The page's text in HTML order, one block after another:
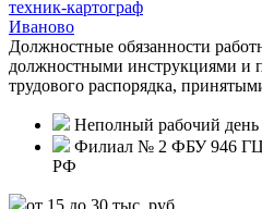
техник-картограф
Иваново
Должностные обязанности
должностными инструкциями и
трудового распорядка,
Неполный рабочий день
Филиал № 2 ФБУ 946
РФ
от 15 до 30 тыс. руб.